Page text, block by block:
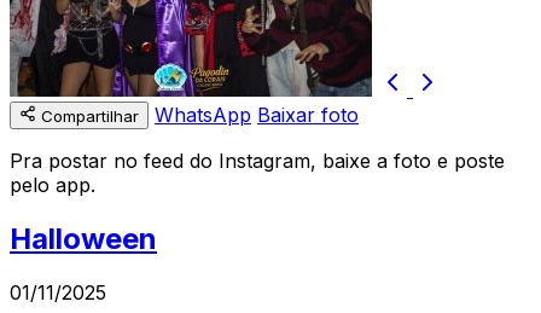
Compartilhar WhatsApp Baixar foto
Pra postar no feed do Instagram, baixe a foto e poste
pelo app.
Halloween
01/11/2025